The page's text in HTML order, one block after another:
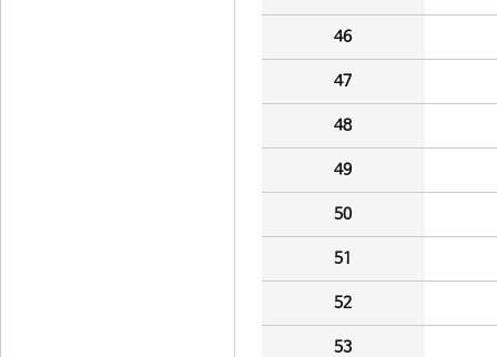
46
47
48
49
50
51
52
53